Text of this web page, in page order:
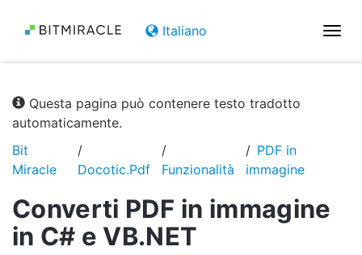
Italiano
Questa pagina può contenere testo tradotto
automaticamente.
Bit
Miracle
Docotic.Pdf Funzionalità
PDF in
immagine
Converti PDF in immagine
in C# e VB.NET